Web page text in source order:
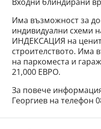
Има възможност за
индивидуални схеми
ИНДЕКСАЦИЯ на
строителството. Има
на паркоместа и
21,000 ЕВРО.
За повече
Георгиев на телефон